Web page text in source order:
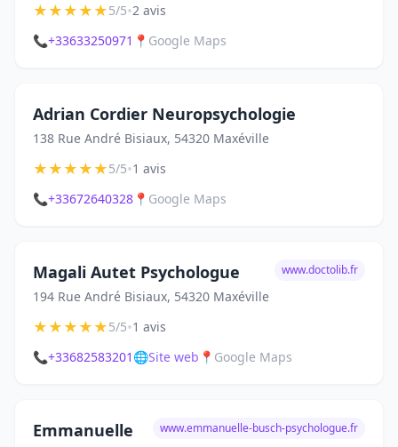
★★★★★5/5•2 avis
📞+33633250971 📍 Google Maps
Adrian Cordier Neuropsychologie
138 Rue André Bisiaux, 54320 Maxéville
★★★★★5/5•1 avis
📞+33672640328 📍 Google Maps
Magali Autet Psychologue
194 Rue André Bisiaux, 54320 Maxéville
www.doctolib.fr
★★★★★5/5•1 avis
📞+33682583201 🌐Site web 📍 Google Maps
Emmanuelle
www.emmanuelle-busch-psychologue.fr